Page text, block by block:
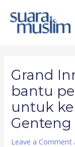
content
Grand
bantu
untuk
Genteng
Leave a Comment